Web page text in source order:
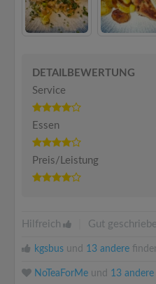
DETAILBEWERTUNG
Service
Essen
Preis/Leistung
Hilfreich Gut
kgsbus und 13 andere
NoTeaForMe und 13 andere